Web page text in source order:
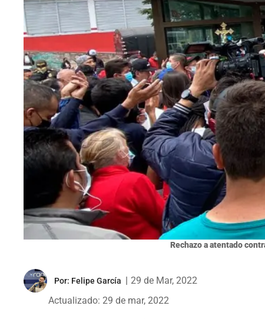
Rechazo a atentado
Por: Felipe García
29 de Mar, 2022
Actualizado: 29 de mar, 2022